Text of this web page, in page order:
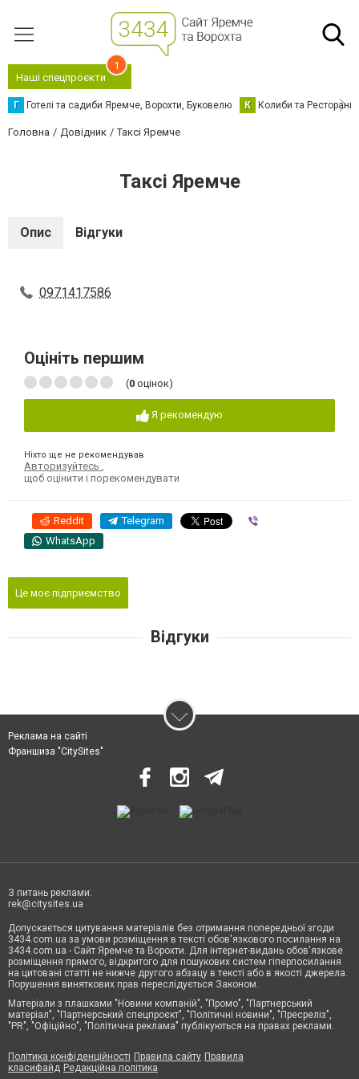
Наші спецпроєкти
1
Г Готелі та садиби Яремче, Ворохти, Буковелю К Колиби та Ресторани
Головна Довідник Таксі Яремче
Таксі Яремче
Опис Відгуки
0971417586
Оцініть першим
(0 оцінок)
Я рекомендую
Ніхто ще не рекомендував
Авторизуйтесь
щоб оцінити і порекомендувати
Reddit Telegram
WhatsApp
Це моє підприємство
Відгуки
Реклама на сайті
Франшиза "CitySites"
З питань реклами:
rek@citysites.ua
Допускається цитування матеріалів без отримання попередньої згоди
3434.com.ua за умови розміщення в тексті обов'язкового посилання на
3434.com.ua - Сайт Яремче та Ворохти. Для інтернет-видань обов'язкове
розміщення прямого, відкритого для пошукових систем гіперпосилання
на цитовані статті не нижче другого абзацу в тексті або в якості джерела.
Порушення виняткових прав переслідується Законом.
Матеріали з плашками "Новини компаній", "Промо", "Партнерський
матеріал", "Партнерський спецпроєкт", "Політичні новини", "Пресреліз",
"PR", "Офіційно", "Політична реклама" публікуються на правах реклами.
Політика конфіденційності Правила сайту Правила
класифайд Редакційна політика